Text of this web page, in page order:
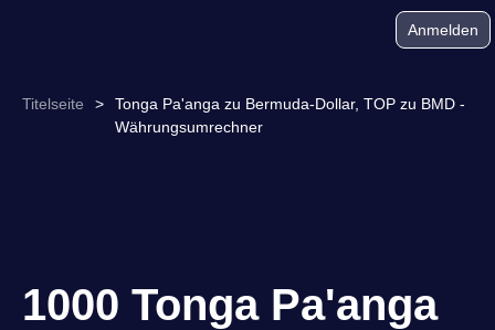
Anmelden
Titelseite >
Tonga Pa'anga zu Bermuda-Dollar, TOP zu BMD -
Währungsumrechner
1000 Tonga Pa'anga